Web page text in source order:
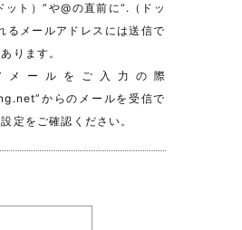
ト）”や@の直前に“.（ドッ
るメールアドレスには送信で
ります。
ールをご入力の際
からのメールを受信で
定をご確認ください。